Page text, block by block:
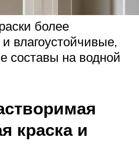
более
влагоустойчивые,
составы на водной
краска и